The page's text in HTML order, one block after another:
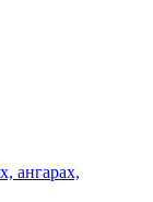
ангарах,